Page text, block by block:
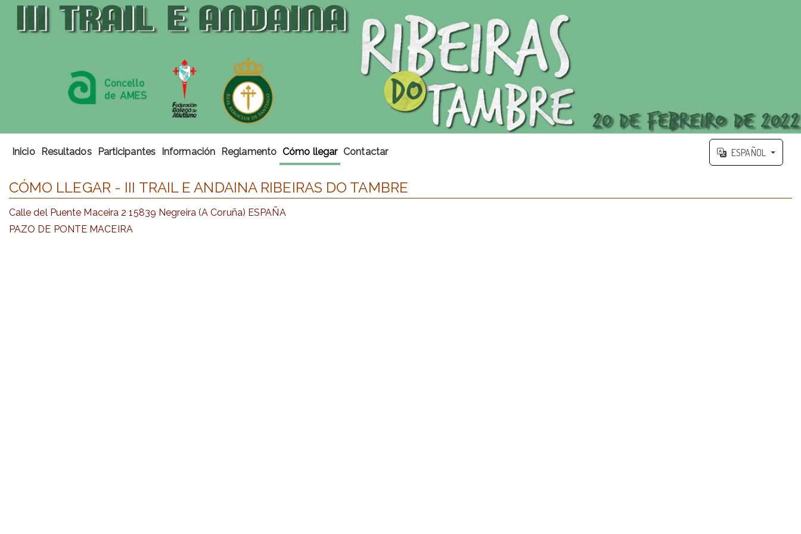
Inicio Resultados Participantes Información Reglamento Cómo llegar Contactar ESPAÑOL
CÓMO LLEGAR - III TRAIL E ANDAINA RIBEIRAS DO TAMBRE
Calle del Puente Maceira 2 15839 Negreira (A Coruña) ESPAÑA
PAZO DE PONTE MACEIRA